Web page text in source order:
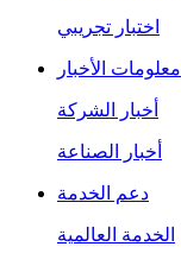
اختبار تجريبي
معلومات الأخبار
أخبار الشركة
أخبار الصناعة
دعم الخدمة
الخدمة العالمية